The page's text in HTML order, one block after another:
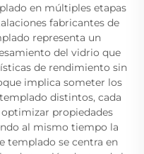
en múltiples etapas
fabricantes de
representa un
del vidrio que
de rendimiento sin
implica someter los
distintos, cada
propiedades
al mismo tiempo la
templado se centra en